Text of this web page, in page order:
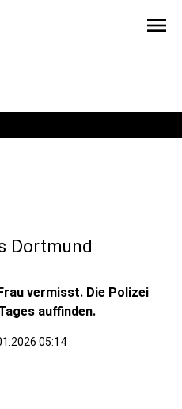
menu
Dortmund
vermisst. Die Polizei
auffinden.
05:14